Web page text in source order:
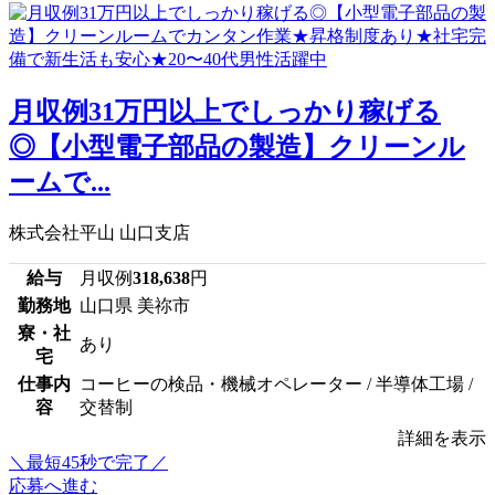
月収例31万円以上でしっかり稼げる
◎【小型電子部品の製造】クリーンル
ームで...
株式会社平山 山口支店
給与 月収例318,638円
勤務地 山口県 美祢市
寮・社
宅
あり
仕事内
容
コーヒーの検品・機械オペレーター / 半導体工場 /
交替制
詳細を表示
＼最短45秒で完了／
応募へ進む